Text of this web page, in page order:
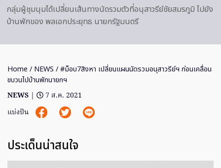
กลุ่มผู้ชุมนุมได้เปลี่ยนเส้นทางนัดรวมตัวที่อนุสาวรีย์ชัยสมรภูมิ ไปยัง
บ้านพักของ พลเอกประยุทธ นายกรัฐมนตรี
Home / NEWS / #ม็อบ7สิงหา เปลี่ยนแผนนัดรวมอนุสาวรีย์ฯ ก่อนเคลื่อน
ขบวนไปบ้านพักนายกฯ
NEWS |
7 ส.ค. 2021
แบ่งปัน
ประเด็นน่าสนใจ